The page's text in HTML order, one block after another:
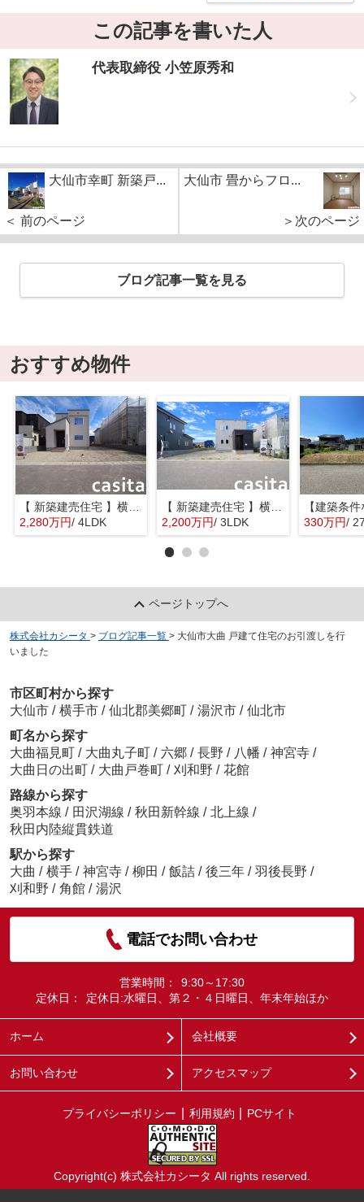
この記事を書いた人
代表取締役 小笠原秀和
大仙市幸町 新築戸...
＜ 前のページ
大仙市 畳からフロ...
＞次のページ
ブログ記事一覧を見る
おすすめ物件
【 新築建売住宅 】横手市八幡字長者町No58 横手北小学校区のオール電化 4LDK
2,280万円/ 4LDK
【 新築建売住宅 】横手市八幡字長者町No50 横手北小学校区のオール電化 3LDK
2,200万円/ 3LDK 330万円/
ページトップへ
株式会社カシータ > ブログ記事一覧 > 大仙市大曲 戸建て住宅のお引渡しを行
いました
市区町村から探す
大仙市 / 横手市 / 仙北郡美郷町 / 湯沢市 / 仙北市
町名から探す
大曲福見町 / 大曲丸子町 / 六郷 / 長野 / 八幡 / 神宮寺 /
大曲日の出町 / 大曲戸巻町 / 刈和野 / 花館
路線から探す
奥羽本線 / 田沢湖線 / 秋田新幹線 / 北上線 /
秋田内陸縦貫鉄道
駅から探す
大曲 / 横手 / 神宮寺 / 柳田 / 飯詰 / 後三年 / 羽後長野 /
刈和野 / 角館 / 湯沢
電話でお問い合わせ
営業時間：
9:30～17:30
定休日：
定休日:水曜日、第２・４日曜日、年末年始ほか
ホーム 会社概要
お問い合わせ アクセスマップ
プライバシーポリシー 利用規約 PCサイト
Copyright(c) 株式会社カシータ All rights reserved.